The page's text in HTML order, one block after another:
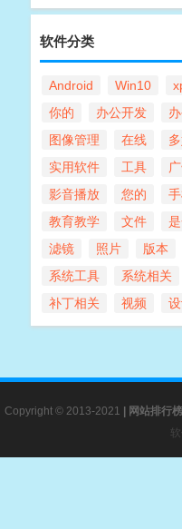
软件分类
Android Win10
你的
办公开发
图像管理
在线
实用软件
工具
影音播放
您的
教育教学
文件
滤镜
照片 版本
系统工具
系统相关
补丁相关
视频
Copyright © 2013-2021 网站排行榜